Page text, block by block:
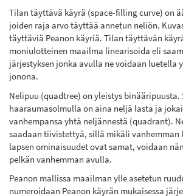
Tilan täyttävä käyrä (space-filling curve) on
joiden raja arvo täyttää annetun neliön.
täyttäviä Peanon käyriä. Tilan täyttävän
moniulotteinen maailma linearisoida eli
järjestyksen jonka avulla ne voidaan luetella
jonona.
Nelipuu (quadtree) on yleistys binääripuusta.
haaraumasolmulla on aina neljä lasta ja
vanhempansa yhtä neljännestä (quadrant).
saadaan tiivistettyä, sillä mikäli vanhemman
lapsen ominaisuudet ovat samat, voidaan
pelkän vanhemman avulla.
Peanon mallissa maailman ylle asetetun
numeroidaan Peanon käyrän mukaisessa